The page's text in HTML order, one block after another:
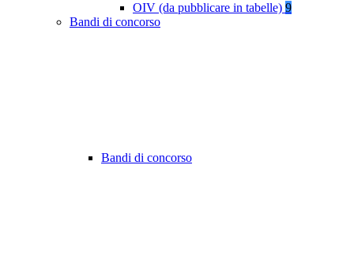
OIV (da pubblicare in tabelle) 9
Bandi di concorso
Bandi di concorso